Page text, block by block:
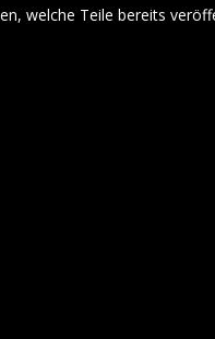
welche Teile bereits